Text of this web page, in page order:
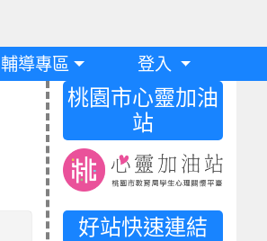
輔導專區 登入
桃園市心靈加油
站
好站快速連結